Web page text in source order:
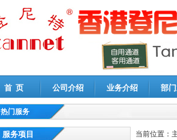
首 页 公司介绍 业务介绍 部
热门服务
高新技术企业认定审计|企业所得税汇算清缴申报鉴证
服务项目 当前位置：